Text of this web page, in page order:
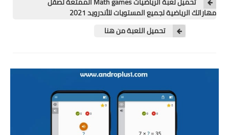
قسم الالعاب
هواتف وكمبيوتر
مهاراتك الرياضية لجميع المستويات للأندرويد 2021
تحميل اللعبة من هنا